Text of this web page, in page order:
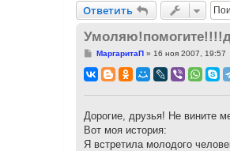
Ответить
Ответить
С
о
б
и
е
МаргаритаП» 16 ноя 2007, 19:57
Дорогие, друзья! Не вините
Вот моя история:
Я встретила молодого